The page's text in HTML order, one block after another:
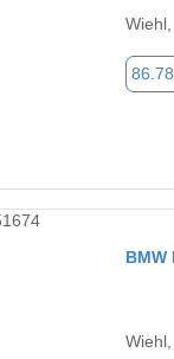
BMW